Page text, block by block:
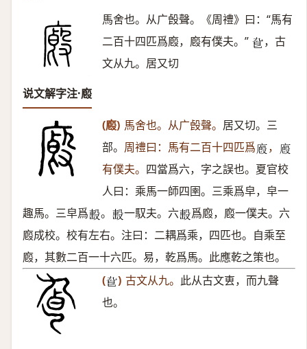
馬舍也。从广㲃聲。《周禮》曰：“馬有
二百十四匹爲廏，廏有僕夫。” 𠤙 ，古
文从九。居又切
说文解字注·廏
(廏) 馬舍也。从广㲃聲。 居又切。三
部。 周禮曰：馬有二百十四匹爲𢋁 ， 𢋁
有僕夫。 四當爲六，字之誤也。夏官校
人曰：乘馬一師四圉。三乘爲皁，皁一
趣馬。三皁爲𣪠 。 𣪠 一馭夫。六𣪠 爲廏，廏一僕夫。六
廏成校。校有左右。注曰：二耦爲乘，四匹也。自乘至
廏，其數二百一十六匹。易，乾爲馬。此應乾之策也。
(𠤙 ) 古文从九。 此从古文叀，而九聲
也。